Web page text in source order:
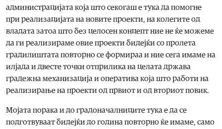
администрацијата која што секогаш е тука да помогне
при реализацијата на новите проекти, на колегите од
владата затоа што без целосен концепт ние не ќе можеме
да ги реализираме овие проекти бидејќи со пролета
градилиштата повторно се формираа и ние сега имаме на
илјада и двесте точки отприлика на целата држава
градежна механизација и оператива која што работи на
реализирање на проекти од првиот и од вториот повик.
Мојата порака и до градоначалниците тука е да се
подготвуваат бидејќи до година повторно ќе имаме, само